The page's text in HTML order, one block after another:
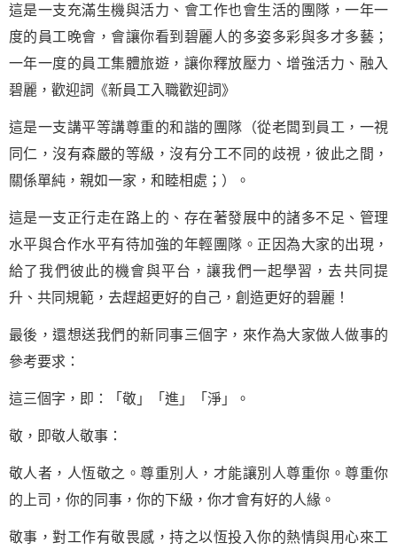
這是一支充滿生機與活力、會工作也會生活的團隊，一年一
度的員工晚會，會讓你看到碧麗人的多姿多彩與多才多藝；
一年一度的員工集體旅遊，讓你釋放壓力、增強活力、融入
碧麗，歡迎詞《新員工入職歡迎詞》
這是一支講平等講尊重的和諧的團隊（從老闆到員工，一視
同仁，沒有森嚴的等級，沒有分工不同的歧視，彼此之間，
關係單純，親如一家，和睦相處；）。
這是一支正行走在路上的、存在著發展中的諸多不足、管理
水平與合作水平有待加強的年輕團隊。正因為大家的出現，
給了我們彼此的機會與平台，讓我們一起學習，去共同提
升、共同規範，去趕超更好的自己，創造更好的碧麗！
最後，還想送我們的新同事三個字，來作為大家做人做事的
參考要求：
這三個字，即：「敬」「進」「淨」。
敬，即敬人敬事：
敬人者，人恆敬之。尊重別人，才能讓別人尊重你。尊重你
的上司，你的同事，你的下級，你才會有好的人緣。
敬事，對工作有敬畏感，持之以恆投入你的熱情與用心來工